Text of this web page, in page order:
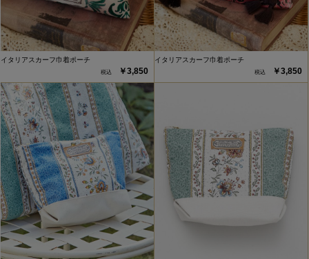
イタリアスカーフ巾着ポーチ
￥3,850
イタリアスカーフ巾着ポーチ
￥3,850